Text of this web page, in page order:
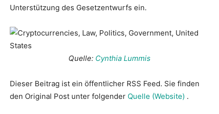
Unterstützung des Gesetzentwurfs ein.
Quelle: Cynthia Lummis
Dieser Beitrag ist ein öffentlicher RSS Feed. Sie finden
den Original Post unter folgender Quelle (Website) .